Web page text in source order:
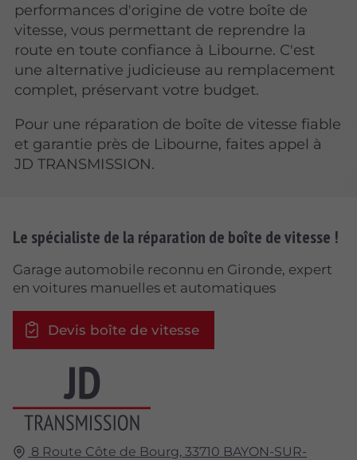
performances d'origine de votre boîte de
vitesse, vous permettant de reprendre la
route en toute confiance à Libourne. C'est
une alternative judicieuse au remplacement
complet, préservant votre budget.
Pour une réparation de boîte de vitesse fiable
et garantie près de Libourne, faites appel à
JD TRANSMISSION.
8 Route Côte de Bourg, 33710 BAYON-SUR-
Le spécialiste de la réparation de boîte de vitesse !
Garage automobile reconnu en Gironde, expert
en voitures manuelles et automatiques
Devis boîte de vitesse